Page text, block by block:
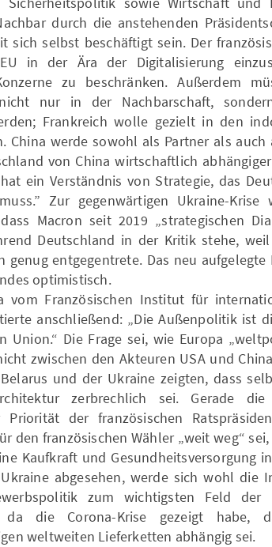
durch die anstehenden
sich selbst beschäftigt sein. Der
in der Ära der Digitalisierung
zu beschränken. Außerdem
nur in der Nachbarschaft,
Frankreich wolle gezielt in den
China werde sowohl als Partner als auch
von China wirtschaftlich
ein Verständnis von Strategie, das
Zur gegenwärtigen Ukraine-Krise
Macron seit 2019 „strategischen
Deutschland in der Kritik stehe,
genug entgegentrete. Das neu
optimistisch.
vom Französischen Institut für
anschließend: „Die Außenpolitik ist
Union.“ Die Frage sei, wie Europa
zwischen den Akteuren USA und
und der Ukraine zeigten, dass
zerbrechlich sei. Gerade
der französischen
den französischen Wähler „weit weg“
Kaufkraft und Gesundheitsversorgung
abgesehen, werde sich wohl die
zum wichtigsten Feld der
da die Corona-Krise gezeigt habe,
weltweiten Lieferketten abhängig sei.